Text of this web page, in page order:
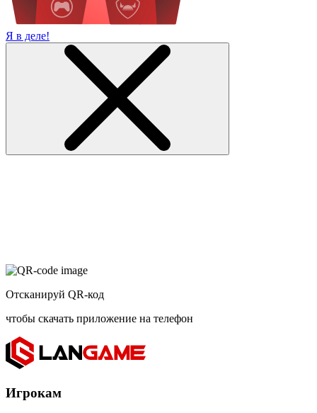
Я в деле!
Отсканируй QR-код
чтобы скачать приложение на телефон
Игрокам